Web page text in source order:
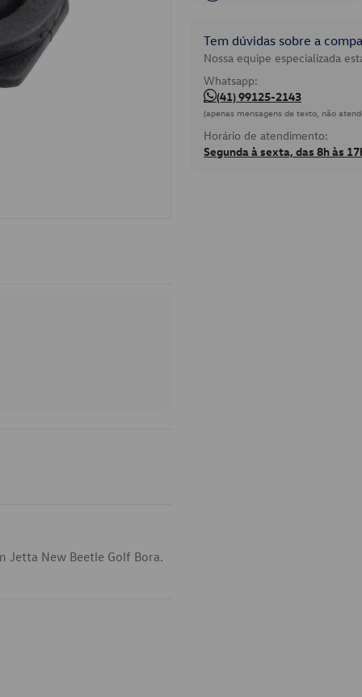
Jetta New Beetle Golf Bora.
Tem dúvidas sobre a
Nossa equipe especializada
Whatsapp:
(41) 99125-2143
(apenas mensagens de texto, não
Horário de atendimento:
Segunda à sexta, das 8h às